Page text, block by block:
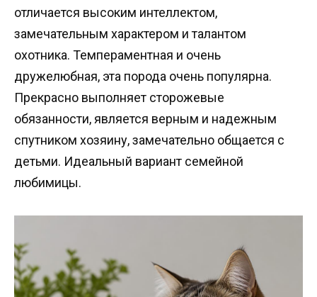
отличается высоким интеллектом,
замечательным характером и талантом
охотника. Темпераментная и очень
дружелюбная, эта порода очень популярна.
Прекрасно выполняет сторожевые
обязанности, является верным и надежным
спутником хозяину, замечательно общается с
детьми. Идеальный вариант семейной
любимицы.